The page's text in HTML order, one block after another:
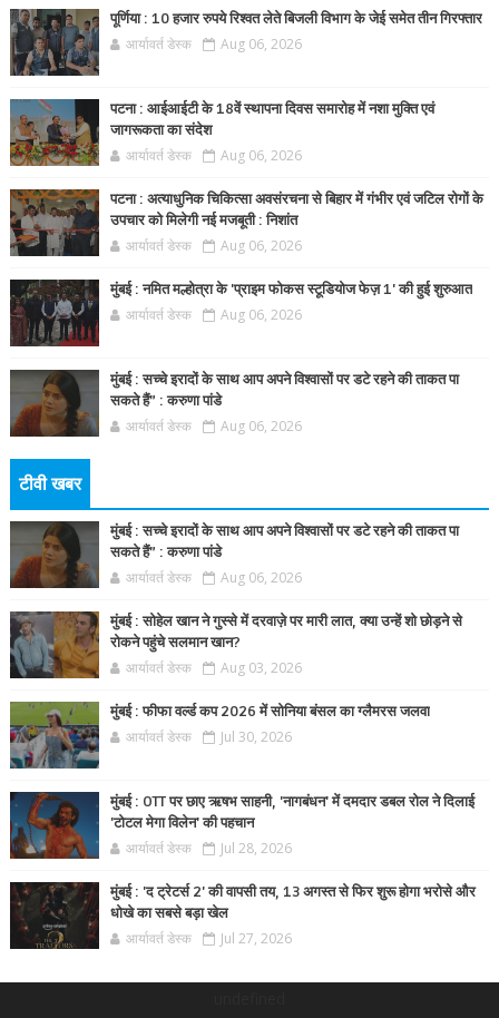
पूर्णिया : 10 हजार रुपये रिश्वत लेते बिजली विभाग के जेई समेत तीन गिरफ्तार
आर्यावर्त डेस्क Aug 06, 2026
पटना : आईआईटी के 18वें स्थापना दिवस समारोह में नशा मुक्ति एवं
जागरूकता का संदेश
आर्यावर्त डेस्क Aug 06, 2026
पटना : अत्याधुनिक चिकित्सा अवसंरचना से बिहार में गंभीर एवं जटिल रोगों के
उपचार को मिलेगी नई मजबूती : निशांत
आर्यावर्त डेस्क Aug 06, 2026
मुंबई : नमित मल्होत्रा के 'प्राइम फोकस स्टूडियोज फेज़ 1' की हुई शुरुआत
आर्यावर्त डेस्क Aug 06, 2026
मुंबई : सच्चे इरादों के साथ आप अपने विश्वासों पर डटे रहने की ताकत पा
सकते हैं” : करुणा पांडे
आर्यावर्त डेस्क Aug 06, 2026
टीवी खबर
मुंबई : सच्चे इरादों के साथ आप अपने विश्वासों पर डटे रहने की ताकत पा
सकते हैं” : करुणा पांडे
आर्यावर्त डेस्क Aug 06, 2026
मुंबई : सोहेल खान ने गुस्से में दरवाज़े पर मारी लात, क्या उन्हें शो छोड़ने से
रोकने पहुंचे सलमान खान?
आर्यावर्त डेस्क Aug 03, 2026
मुंबई : फीफा वर्ल्ड कप 2026 में सोनिया बंसल का ग्लैमरस जलवा
आर्यावर्त डेस्क Jul 30, 2026
मुंबई : OTT पर छाए ऋषभ साहनी, 'नागबंधन' में दमदार डबल रोल ने दिलाई
'टोटल मेगा विलेन' की पहचान
आर्यावर्त डेस्क Jul 28, 2026
मुंबई : 'द ट्रेटर्स 2' की वापसी तय, 13 अगस्त से फिर शुरू होगा भरोसे और
धोखे का सबसे बड़ा खेल
आर्यावर्त डेस्क Jul 27, 2026